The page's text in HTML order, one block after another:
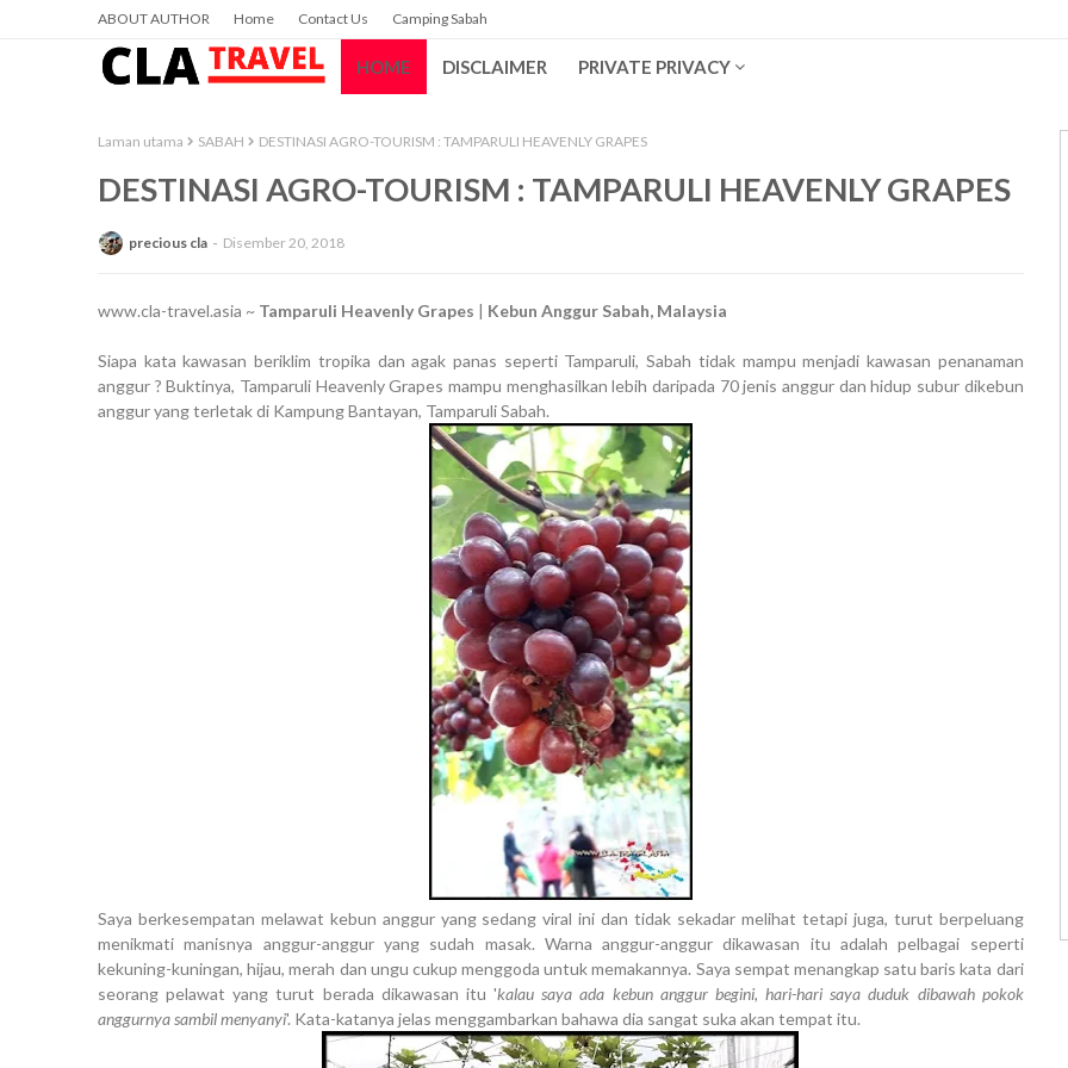
ABOUT AUTHOR Home Contact Us Camping Sabah
HOME DISCLAIMER PRIVATE PRIVACY
Laman utama SABAH DESTINASI AGRO-TOURISM : TAMPARULI HEAVENLY GRAPES
DESTINASI AGRO-TOURISM : TAMPARULI HEAVENLY GRAPES
precious cla Disember 20, 2018
www.cla-travel.asia ~ Tamparuli Heavenly Grapes Kebun Anggur Sabah, Malaysia
Siapa kata kawasan beriklim tropika dan agak panas seperti Tamparuli, Sabah tidak mampu menjadi kawasan penanaman
anggur ? Buktinya, Tamparuli Heavenly Grapes mampu menghasilkan lebih daripada 70 jenis anggur dan hidup subur dikebun
anggur yang terletak di Kampung Bantayan, Tamparuli Sabah.
Saya berkesempatan melawat kebun anggur yang sedang viral ini dan tidak sekadar melihat tetapi juga, turut berpeluang
menikmati manisnya anggur-anggur yang sudah masak. Warna anggur-anggur dikawasan itu adalah pelbagai seperti
kekuning-kuningan, hijau, merah dan ungu cukup menggoda untuk memakannya. Saya sempat menangkap satu baris kata dari
seorang pelawat yang turut berada dikawasan itu 'kalau saya ada kebun anggur begini, hari-hari saya duduk dibawah pokok
anggurnya sambil menyanyi'. Kata-katanya jelas menggambarkan bahawa dia sangat suka akan tempat itu.